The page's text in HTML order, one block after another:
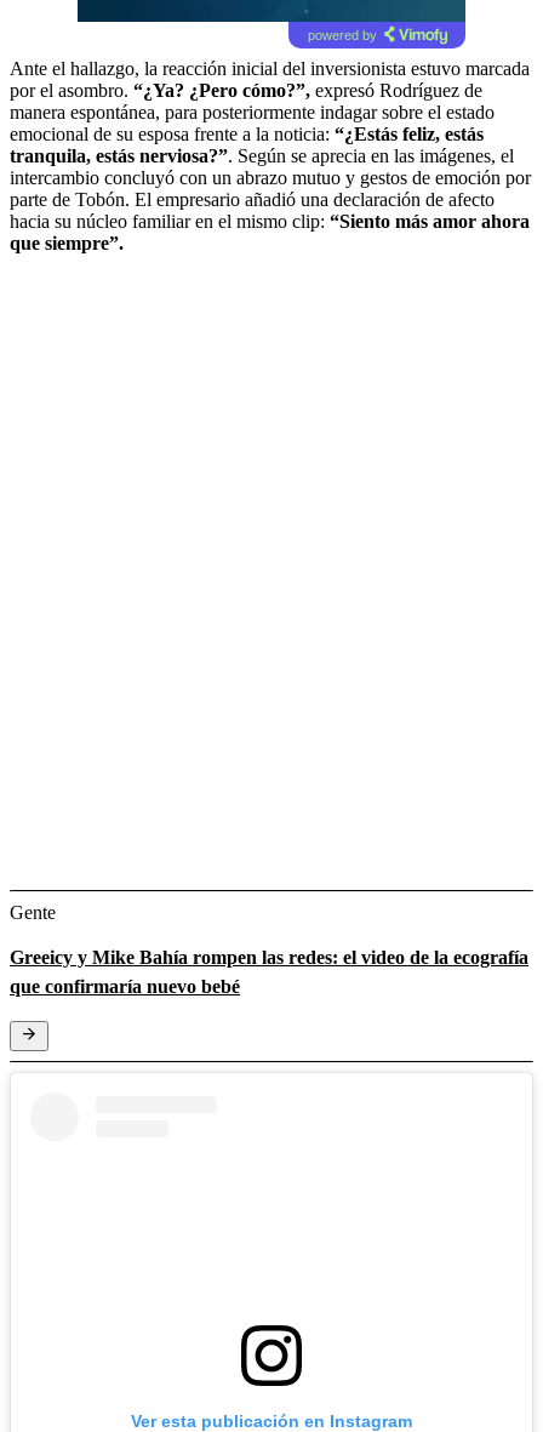
powered by
Ante el hallazgo, la reacción inicial del inversionista estuvo marcada
por el asombro. “¿Ya? ¿Pero cómo?”, expresó Rodríguez de
manera espontánea, para posteriormente indagar sobre el estado
emocional de su esposa frente a la noticia: “¿Estás feliz, estás
tranquila, estás nerviosa?”. Según se aprecia en las imágenes, el
intercambio concluyó con un abrazo mutuo y gestos de emoción por
parte de Tobón. El empresario añadió una declaración de afecto
hacia su núcleo familiar en el mismo clip: “Siento más amor ahora
que siempre”.
Gente
Greeicy y Mike Bahía rompen las redes: el video de la ecografía
que confirmaría nuevo bebé
Ver esta publicación en Instagram